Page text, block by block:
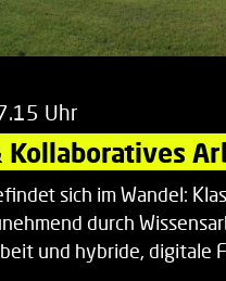
Uhr
Kollaboratives
sich im Wandel:
durch
und hybride, digitale